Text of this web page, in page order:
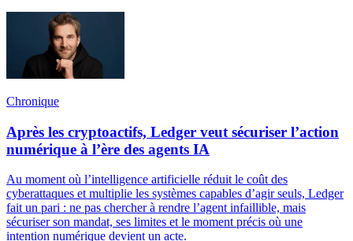
Chronique
Après les cryptoactifs, Ledger veut sécuriser l’action
numérique à l’ère des agents IA
Au moment où l’intelligence artificielle réduit le coût des
cyberattaques et multiplie les systèmes capables d’agir seuls, Ledger
fait un pari : ne pas chercher à rendre l’agent infaillible, mais
sécuriser son mandat, ses limites et le moment précis où une
intention numérique devient un acte.